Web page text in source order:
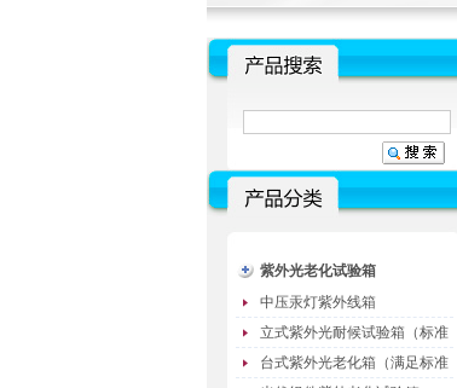
紫外光老化试验箱
中压汞灯紫外线箱
立式紫外光耐候试验箱（标准
型）
台式紫外光老化箱（满足标准